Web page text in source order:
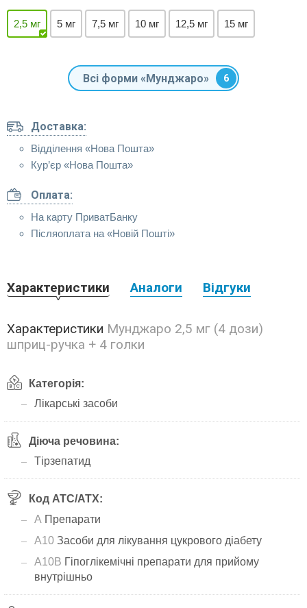
2,5 мг 5 мг 7,5 мг 10 мг 12,5 мг 15 мг
Всі форми «Мунджаро» 6
Доставка:
Відділення «Нова Пошта»
Кур’єр «Нова Пошта»
Оплата:
На карту ПриватБанку
Післяоплата на «Новій Пошті»
Характеристики Аналоги Відгуки
Характеристики Мунджаро 2,5 мг (4 дози)
шприц-ручка + 4 голки
Категорія:
Лікарські засоби
Діюча речовина:
Тірзепатид
Код АТС/ATX:
A Препарати
A10 Засоби для лікування цукрового діабету
A10B Гіпоглікемічні препарати для прийому
внутрішньо